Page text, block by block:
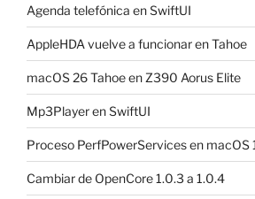
Agenda telefónica en SwiftUI
AppleHDA vuelve a funcionar en Tahoe
macOS 26 Tahoe en Z390 Aorus Elite
Mp3Player en SwiftUI
Proceso PerfPowerServices en macOS
Cambiar de OpenCore 1.0.3 a 1.0.4